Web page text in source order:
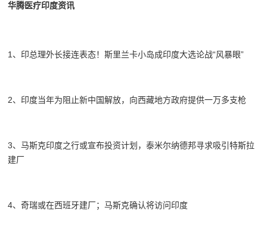
华腾医疗印度资讯
1、印总理外长接连表态！斯里兰卡小岛成印度大选论战“风暴眼”
2、印度当年为阻止新中国解放，向西藏地方政府提供一万多支枪
3、马斯克印度之行或宣布投资计划，泰米尔纳德邦寻求吸引特斯拉
建厂
4、奇瑞或在西班牙建厂；马斯克确认将访问印度